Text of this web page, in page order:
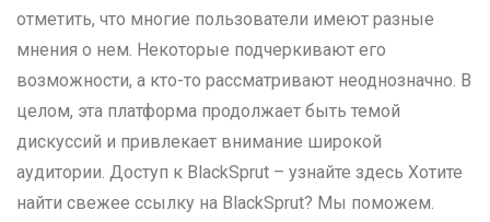
отметить, что многие пользователи имеют разные
мнения о нем. Некоторые подчеркивают его
возможности, а кто-то рассматривают неоднозначно. В
целом, эта платформа продолжает быть темой
дискуссий и привлекает внимание широкой
аудитории. Доступ к BlackSprut – узнайте здесь Хотите
найти свежее ссылку на BlackSprut? Мы поможем.